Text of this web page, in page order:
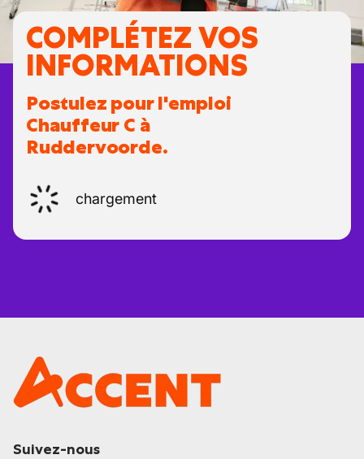
COMPLÉTEZ VOS
INFORMATIONS
Postulez pour l'emploi
Chauffeur C à
Ruddervoorde.
chargement
Suivez-nous